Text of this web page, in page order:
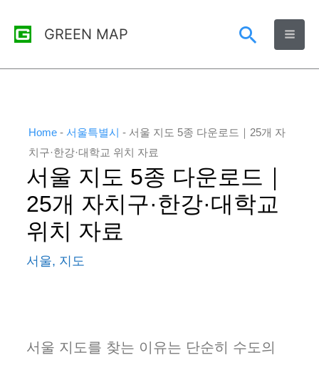
GREEN MAP
검
색
Home - 서울특별시 - 서울 지도 5종 다운로드｜25개 자
치구·한강·대학교 위치 자료
서울 지도 5종 다운로드｜
25개 자치구·한강·대학교
위치 자료
서울, 지도
서울 지도를 찾는 이유는 단순히 수도의